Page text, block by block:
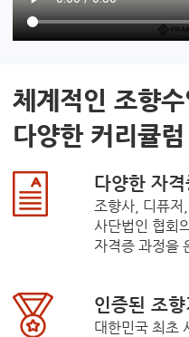
체계적인 조향수
다양한 커리큘럼
다양한 자
조향사, 디퓨
사단법인 협회
자격증 과정을
인증된 조
대한민국 최초